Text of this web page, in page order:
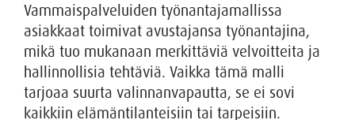
Vammaispalveluiden työnantajamallissa
asiakkaat toimivat avustajansa työnantajina,
mikä tuo mukanaan merkittäviä velvoitteita ja
hallinnollisia tehtäviä. Vaikka tämä malli
tarjoaa suurta valinnanvapautta, se ei sovi
kaikkiin elämäntilanteisiin tai tarpeisiin.